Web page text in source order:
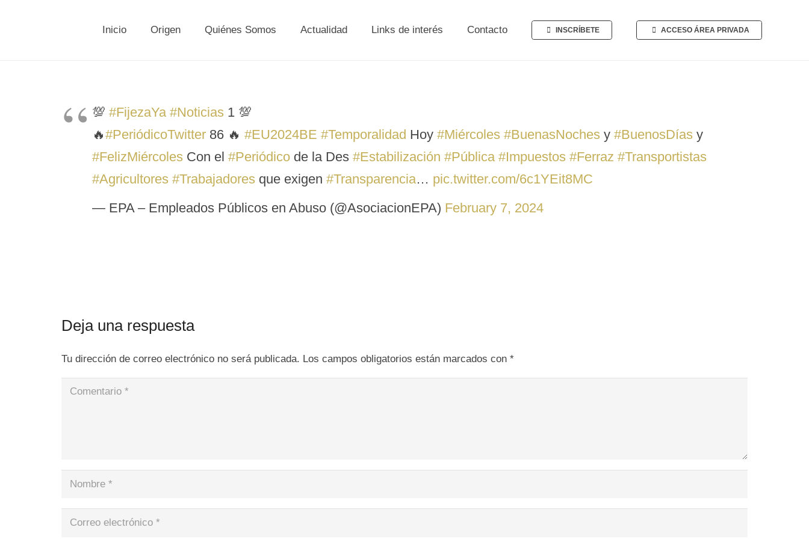
Inicio Origen Quiénes Somos Actualidad Links de interés Contacto INSCRÍBETE ACCESO ÁREA PRIVADA
💯 #FijezaYa #Noticias 1 💯
🔥#PeriódicoTwitter 86 🔥 #EU2024BE #Temporalidad Hoy #Miércoles #BuenasNoches y #BuenosDías y
#FelizMiércoles Con el #Periódico de la Des #Estabilización #Pública #Impuestos #Ferraz #Transportistas
#Agricultores #Trabajadores que exigen #Transparencia… pic.twitter.com/6c1YEit8MC
— EPA – Empleados Públicos en Abuso (@AsociacionEPA) February 7, 2024
Deja una respuesta
Tu dirección de correo electrónico no será publicada. Los campos obligatorios están marcados con *